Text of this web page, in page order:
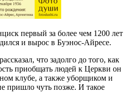
первый за более чем 1200 лет
и вырос в Буэнос-Айресе.
что задолго до того, как
приобщать людей к Церкви он
клубе, а также уборщиком и
пришло чуть позже. И такое